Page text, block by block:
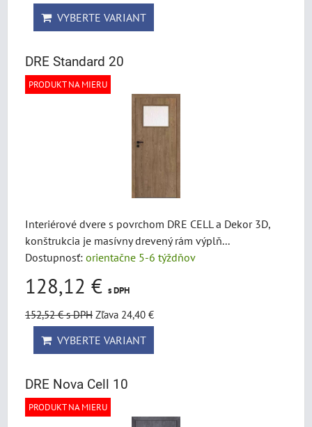
VYBERTE VARIANT
DRE Standard 20
PRODUKT NA MIERU
Interiérové dvere s povrchom DRE CELL a Dekor 3D,
konštrukcia je masívny drevený rám výplň...
Dostupnosť: orientačne 5-6 týždňov
128,12 € s DPH
152,52 €s DPH Zľava 24,40 €
VYBERTE VARIANT
DRE Nova Cell 10
PRODUKT NA MIERU